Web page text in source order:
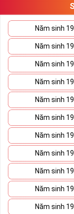
Năm sinh
Năm sinh
Năm sinh
Năm sinh
Năm sinh
Năm sinh
Năm sinh
Năm sinh
Năm sinh
Năm sinh
Năm sinh